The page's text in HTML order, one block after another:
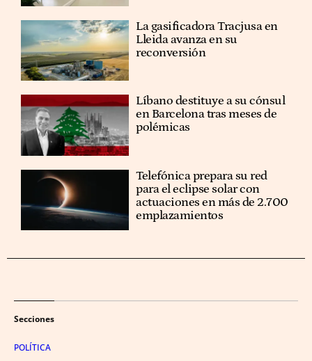
La gasificadora Tracjusa en
Lleida avanza en su
reconversión
Líbano destituye a su cónsul
en Barcelona tras meses de
polémicas
Telefónica prepara su red
para el eclipse solar con
actuaciones en más de 2.700
emplazamientos
Secciones
POLÍTICA